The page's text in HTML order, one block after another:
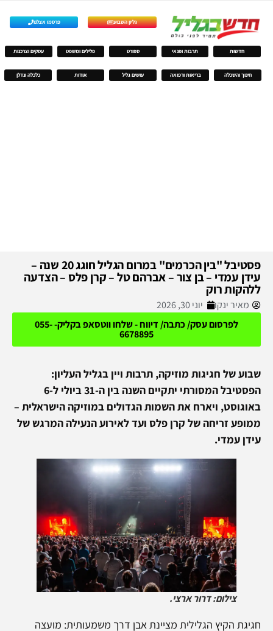
גליון השבוע פרסמו אצלנו
חדשות תרבות ופנאי ספורט פלילים ומשפט עסקים וצרכנות
חינוך והשכלה בריאות ורפואה עושים גליל אודות כלכלה ונדלן
פסטיבל "בין הכרמים" במרום הגליל חוגג 20 שנה –
עידן עמדי – בן צור – אברהם טל – קרן פלס – הצדעה
ללהקות רוק
מאיר ינקו
יוני 30, 2026
לפרסום עסק/ כתבה/ דיווח - שלחו ווטסאפ בקליק- 055-
6678895
שבוע של חגיגות מוזיקה, תרבות ויין בגליל העליון:
הפסטיבל המסורתי יתקיים השנה בין ה-31 ביולי ל-6
באוגוסט, ויארח את השמות הגדולים במוזיקה הישראלית –
ממופע זריחה של קרן פלס ועד לאירוע הנעילה המרגש של
עידן עמדי.
צילום: דרור ארצי.
חגיגת הקיץ הגלילית מציינת אבן דרך משמעותית: מועצה